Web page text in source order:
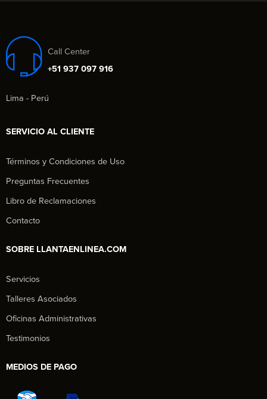
Call Center
+51 937 097 916
Lima - Perú
SERVICIO AL CLIENTE
Términos y Condiciones de Uso
Preguntas Frecuentes
Libro de Reclamaciones
Contacto
SOBRE LLANTAENLINEA.COM
Servicios
Talleres Asociados
Oficinas Administrativas
Testimonios
MEDIOS DE PAGO